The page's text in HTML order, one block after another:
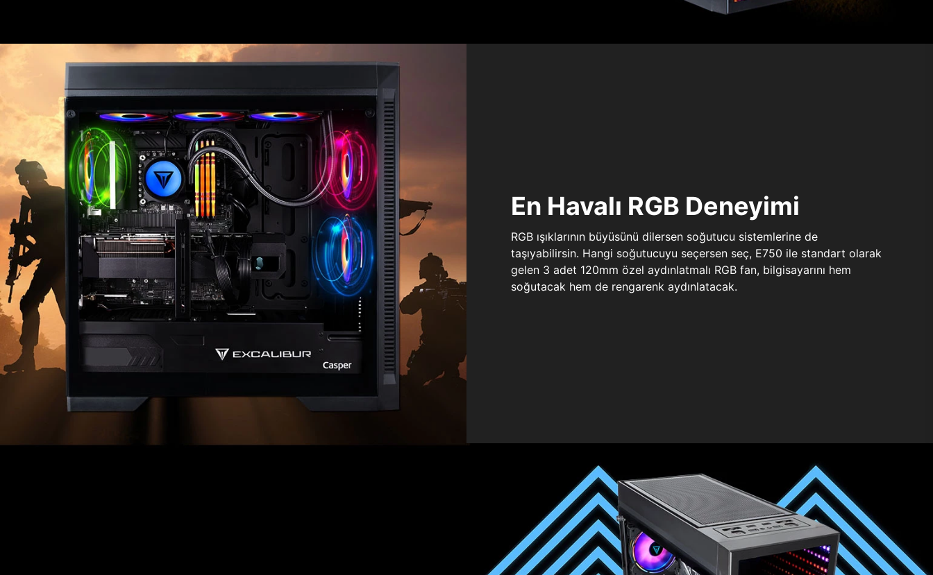
En Havalı RGB Deneyimi
RGB ışıklarının büyüsünü dilersen soğutucu sistemlerine de
taşıyabilirsin. Hangi soğutucuyu seçersen seç, E750 ile standart olarak
gelen 3 adet 120mm özel aydınlatmalı RGB fan, bilgisayarını hem
soğutacak hem de rengarenk aydınlatacak.